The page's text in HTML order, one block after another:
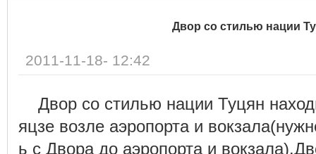
Двор со стилью нации
2011-11-18- 12:42
Двор со стилью нации Туцян
яцзе возле аэропорта и
ь с Двора до аэропорта и